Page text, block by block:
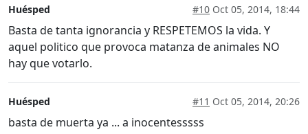
Huésped #10 Oct 05, 2014, 18:44
Basta de tanta ignorancia y RESPETEMOS la vida. Y
aquel politico que provoca matanza de animales NO
hay que votarlo.
Huésped #11 Oct 05, 2014, 20:26
basta de muerta ya ... a inocentesssss